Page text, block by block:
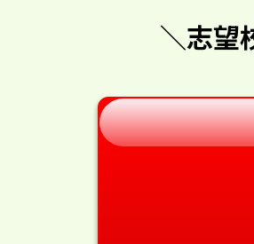
＼志望